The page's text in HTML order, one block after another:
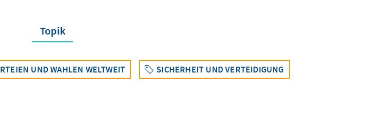
Topik
UND WAHLEN WELTWEIT SICHERHEIT UND VERTEIDIGUNG